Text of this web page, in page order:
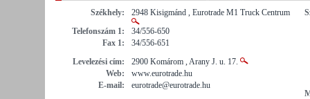
Székhely:
2948 Kisigmánd , Eurotrade M1 Truck Centrum
Telefonszám 1:
34/556-650
Fax 1:
34/556-651
Levelezési cím:
2900 Komárom , Arany J. u. 17.
Web:
www.eurotrade.hu
E-mail:
eurotrade@eurotrade.hu